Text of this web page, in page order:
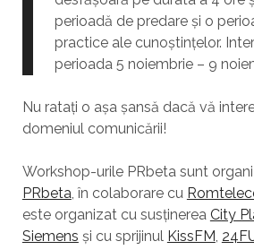
perioadă de predare și o
practice ale cunoștințelor.
perioada 5 noiembrie – 9
Nu ratați o așa șansă dacă vă
domeniul comunicării!
Workshop-urile PRbeta sunt
PRbeta, în colaborare cu
este organizat cu susținerea City
Siemens și cu sprijinul KissFM,